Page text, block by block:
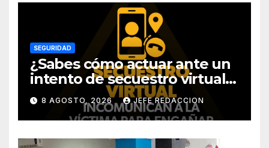
SEGURIDAD
¿Sabes cómo actuar ante un
intento de secuestro virtual?
La SSP te guía para evitarlo
8 AGOSTO, 2026 JEFE REDACCION